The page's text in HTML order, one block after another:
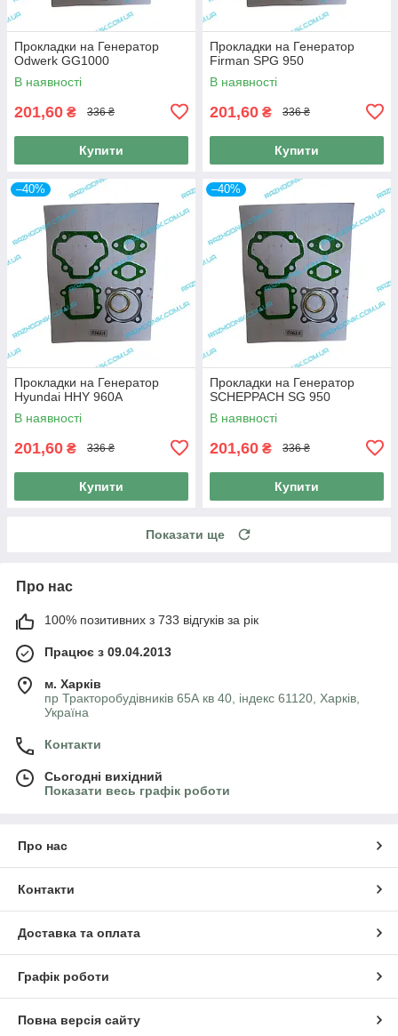
Прокладки на Генератор
Odwerk GG1000
В наявності
201,60 ₴ 336 ₴
Купити
Прокладки на Генератор
Firman SPG 950
В наявності
201,60 ₴ 336 ₴
Купити
–40%
Прокладки на Генератор
Hyundai HHY 960A
В наявності
201,60 ₴ 336 ₴
Купити
–40%
Прокладки на Генератор
SCHEPPACH SG 950
В наявності
201,60 ₴ 336 ₴
Купити
Показати ще
Про нас
100% позитивних з 733 відгуків за рік
Працює з 09.04.2013
м. Харків
пр Тракторобудівників 65А кв 40, індекс 61120, Харків,
Україна
Контакти
Сьогодні вихідний
Показати весь графік роботи
Про нас
Контакти
Доставка та оплата
Графік роботи
Повна версія сайту